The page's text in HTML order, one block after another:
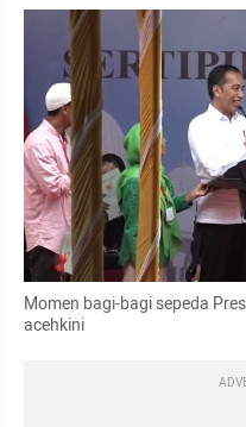
Momen bagi-bagi sepeda
acehkini